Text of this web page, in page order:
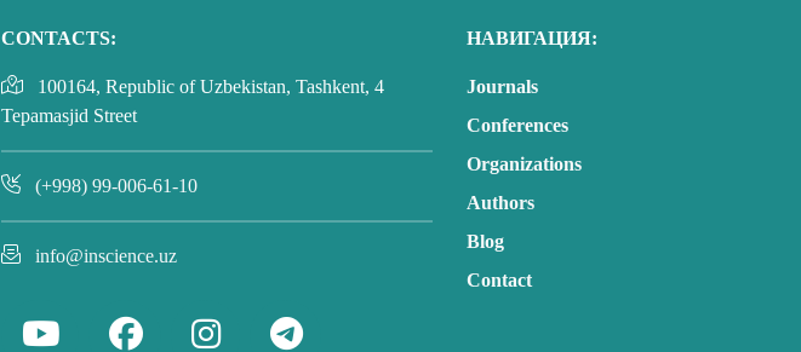
CONTACTS:
100164, Republic of Uzbekistan, Tashkent, 4
Tepamasjid Street
(+998) 99-006-61-10
info@inscience.uz
НАВИГАЦИЯ:
Journals
Conferences
Organizations
Authors
Blog
Contact